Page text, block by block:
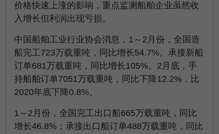
价格快速上涨的影响，重点监测船舶企业虽然收
入增长但利润出现亏损。
中国船舶工业行业协会消息，1～2月份，全国造
船完工723万载重吨，同比增长54.7%。承接新船
订单681万载重吨，同比增长105%。2月底，手
持船舶订单7051万载重吨，同比下降12.2%，比
2020年底下降0.8%。
1～2月份，全国完工出口船665万载重吨，同比
增长46.8%；承接出口船订单488万载重吨，同比